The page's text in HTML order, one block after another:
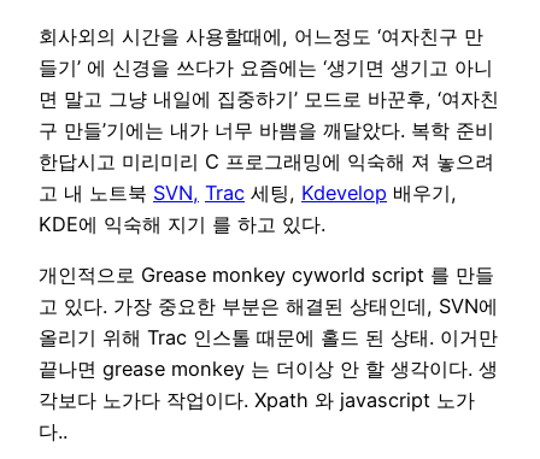
회사외의 시간을 사용할때에, 어느정도 ‘여자친구 만
들기’ 에 신경을 쓰다가 요즘에는 ‘생기면 생기고 아니
면 말고 그냥 내일에 집중하기’ 모드로 바꾼후, ‘여자친
구 만들’기에는 내가 너무 바쁨을 깨달았다. 복학 준비
한답시고 미리미리 C 프로그래밍에 익숙해 져 놓으려
고 내 노트북 SVN, Trac 세팅, Kdevelop 배우기,
KDE에 익숙해 지기 를 하고 있다.
개인적으로 Grease monkey cyworld script 를 만들
고 있다. 가장 중요한 부분은 해결된 상태인데, SVN에
올리기 위해 Trac 인스톨 때문에 홀드 된 상태. 이거만
끝나면 grease monkey 는 더이상 안 할 생각이다. 생
각보다 노가다 작업이다. Xpath 와 javascript 노가
다..